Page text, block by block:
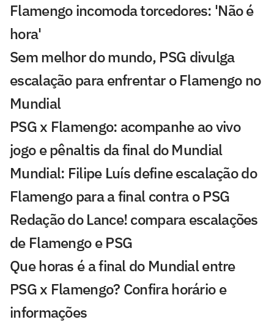
Flamengo incomoda torcedores: 'Não é
hora'
Sem melhor do mundo, PSG divulga
escalação para enfrentar o Flamengo no
Mundial
PSG x Flamengo: acompanhe ao vivo
jogo e pênaltis da final do Mundial
Mundial: Filipe Luís define escalação do
Flamengo para a final contra o PSG
Redação do Lance! compara escalações
de Flamengo e PSG
Que horas é a final do Mundial entre
PSG x Flamengo? Confira horário e
informações